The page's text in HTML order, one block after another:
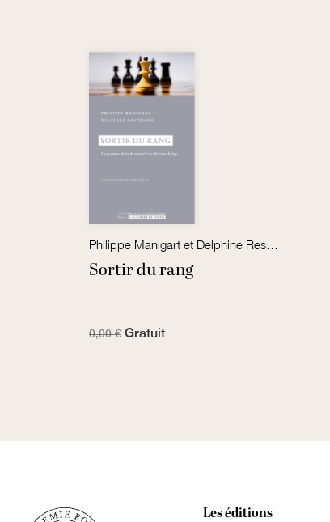
Philippe Manigart et Delphine Resteigne
Sortir du rang
0,00 € Gratuit
Les éditions